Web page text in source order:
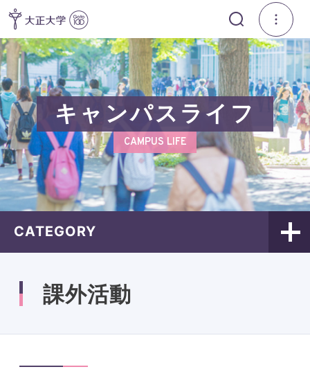
キャンパスライフ
CAMPUS LIFE
CATEGORY
課外活動